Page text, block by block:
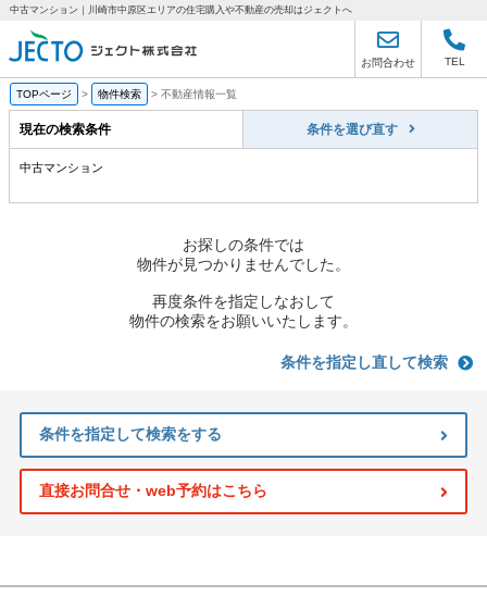
中古マンション｜川崎市中原区エリアの住宅購入や不動産の売却はジェクトへ
お問合わせ TEL
TOPページ > 物件検索 > 不動産情報一覧
現在の検索条件 条件を選び直す
中古マンション
お探しの条件では
物件が見つかりませんでした。
再度条件を指定しなおして
物件の検索をお願いいたします。
条件を指定し直して検索
条件を指定して検索をする
直接お問合せ・web予約はこちら